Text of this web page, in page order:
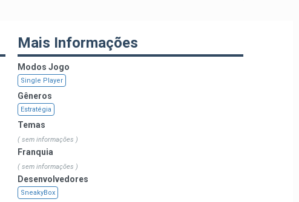
Mais Informações
Modos Jogo
Single Player
Gêneros
Estratégia
Temas
( sem informações )
Franquia
( sem informações )
Desenvolvedores
SneakyBox